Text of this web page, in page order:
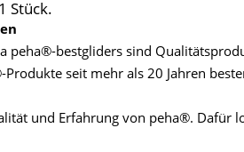
Stück.
peha®-bestgliders sind
Produkte seit mehr als 20 Jahren
und Erfahrung von peha®. Dafür